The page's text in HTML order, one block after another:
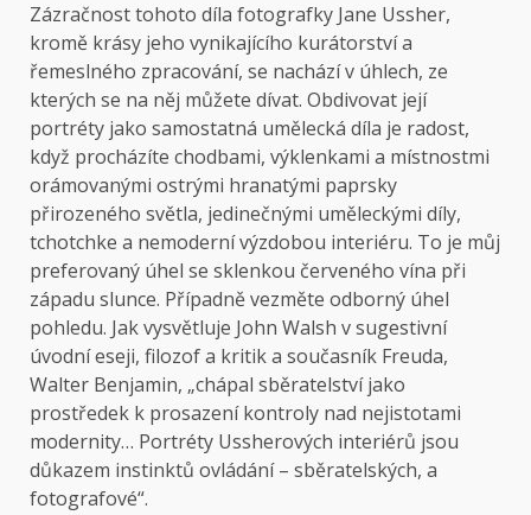
Zázračnost tohoto díla fotografky Jane Ussher,
kromě krásy jeho vynikajícího kurátorství a
řemeslného zpracování, se nachází v úhlech, ze
kterých se na něj můžete dívat. Obdivovat její
portréty jako samostatná umělecká díla je radost,
když procházíte chodbami, výklenkami a místnostmi
orámovanými ostrými hranatými paprsky
přirozeného světla, jedinečnými uměleckými díly,
tchotchke a nemoderní výzdobou interiéru. To je můj
preferovaný úhel se sklenkou červeného vína při
západu slunce. Případně vezměte odborný úhel
pohledu. Jak vysvětluje John Walsh v sugestivní
úvodní eseji, filozof a kritik a současník Freuda,
Walter Benjamin, „chápal sběratelství jako
prostředek k prosazení kontroly nad nejistotami
modernity… Portréty Ussherových interiérů jsou
důkazem instinktů ovládání – sběratelských, a
fotografové“.